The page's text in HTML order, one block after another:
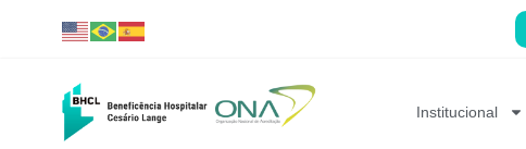
Institucional